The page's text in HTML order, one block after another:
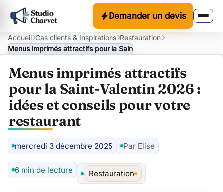
Demander un devis
Accueil Cas clients & Inspirations Restauration
Menus imprimés attractifs pour la Saint-Valentin 2026 : idées et
Menus imprimés attractifs
pour la Saint-Valentin 2026 :
idées et conseils pour votre
restaurant
mercredi 3 décembre 2025
Auteur
Par Elise
6 min de lecture Restauration